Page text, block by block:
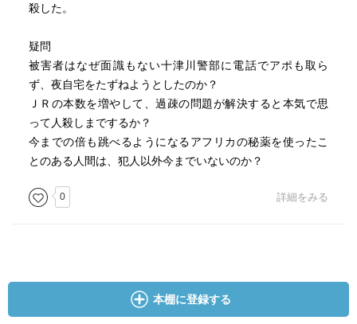
殺した。
疑問
被害者はなぜ面識もない十津川警部に電話でアポも取ら
ず、夜自宅をたずねようとしたのか？
ＪＲの本数を増やして、過疎の問題が解決すると本気で思
って人殺しまでするか？
今までの倍も跳べるようになるアフリカの秘薬を使ったこ
とのある人間は、犯人以外今までいないのか？
0 詳細をみる
本棚に登録する